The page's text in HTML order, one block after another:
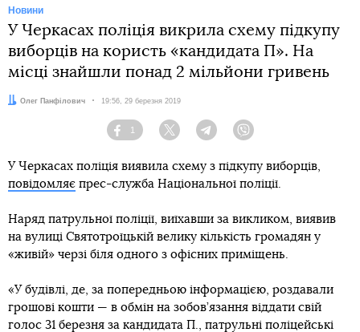
Новини
У Черкасах поліція викрила схему підкупу
виборців на користь «кандидата П». На
місці знайшли понад 2 мільйони гривень
Автор:
Олег Панфілович Дата:
19:56, 29 березня 2019
Facebook
1
Twitter TelegramViber
У Черкасах поліція виявила схему з підкупу виборців,
повідомляє прес-служба Національної поліції.
Наряд патрульної поліції, виїхавши за викликом, виявив
на вулиці Святотроїцькій велику кількість громадян у
«живій» черзі біля одного з офісних приміщень.
«У будівлі, де, за попередньою інформацією, роздавали
грошові кошти — в обмін на зобов’язання віддати свій
голос 31 березня за кандидата П., патрульні поліцейські